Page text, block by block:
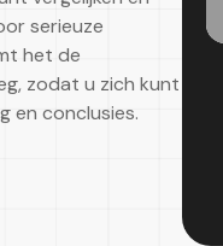
serieuze
het de
zodat u zich kunt
en conclusies.